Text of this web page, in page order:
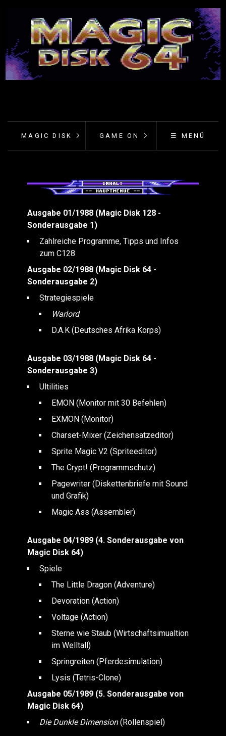
MAGIC DISK GAME ON ☰ MENÜ
Ausgabe 01/1988 (Magic Disk 128 -
Sonderausgabe 1)
Zahlreiche Programme, Tipps und Infos
zum C128
Ausgabe 02/1988 (Magic Disk 64 -
Sonderausgabe 2)
Strategiespiele
Warlord
D.A.K (Deutsches Afrika Korps)
Ausgabe 03/1988 (Magic Disk 64 -
Sonderausgabe 3)
Ultilities
EMON (Monitor mit 30 Befehlen)
EXMON (Monitor)
Charset-Mixer (Zeichensatzeditor)
Sprite Magic V2 (Spriteeditor)
The Crypt! (Programmschutz)
Pagewriter (Diskettenbriefe mit Sound
und Grafik)
Magic Ass (Assembler)
Ausgabe 04/1989 (4. Sonderausgabe von
Magic Disk 64)
Spiele
The Little Dragon (Adventure)
Devoration (Action)
Voltage (Action)
Sterne wie Staub (Wirtschaftsimualtion
im Welltall)
Springreiten (Pferdesimulation)
Lysis (Tetris-Clone)
Ausgabe 05/1989 (5. Sonderausgabe von
Magic Disk 64)
Die Dunkle Dimension(Rollenspiel)